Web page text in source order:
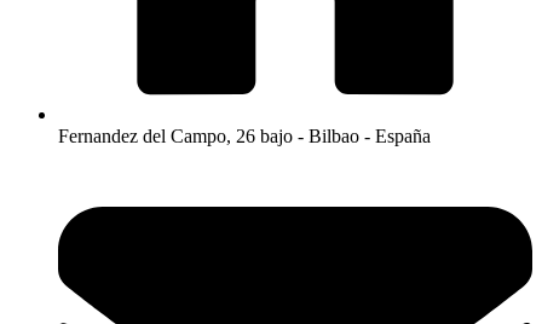
Fernandez del Campo, 26 bajo - Bilbao - España